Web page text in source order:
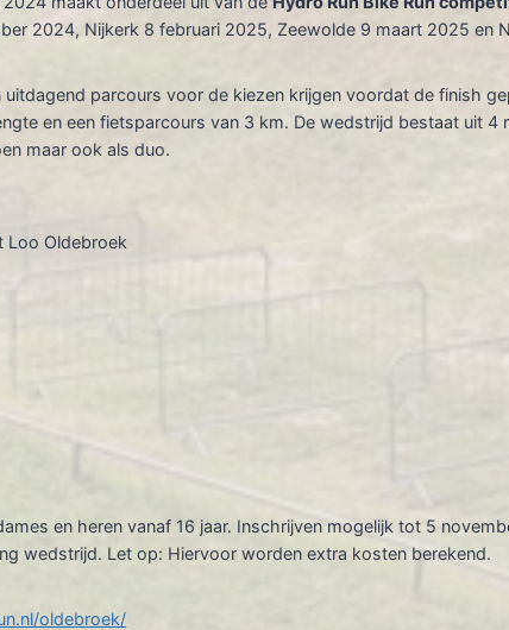
2024, Nijkerk 8 februari 2025, Zeewolde 9 maart 2025 en
uitdagend parcours voor de kiezen krijgen voordat de finish
en een fietsparcours van 3 km. De wedstrijd bestaat uit
maar ook als duo.
Loo Oldebroek
en heren vanaf 16 jaar. Inschrijven mogelijk tot 5
wedstrijd. Let op: Hiervoor worden extra kosten berekend.
oldebroek/